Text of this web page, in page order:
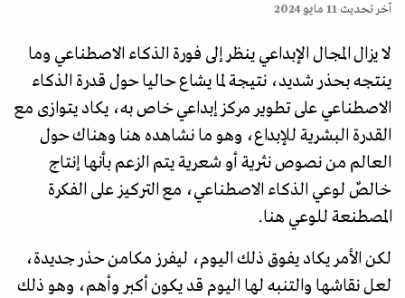
آخر تحديث 11 مايو 2024
لا يزال المجال الإبداعي ينظر إلى فورة الذكاء الاصطناعي وما
ينتجه بحذر شديد، نتيجة لما يشاع حاليا حول قدرة الذكاء
الاصطناعي على تطوير مركز إبداعي خاص به، يكاد يتوازى مع
القدرة البشرية للإبداع، وهو ما نشاهده هنا وهناك حول
العالم من نصوص نثرية أو شعرية يتم الزعم بأنها إنتاج
خالصٌ لوعي الذكاء الاصطناعي، مع التركيز على الفكرة
المصطنعة للوعي هنا.
لكن الأمر يكاد يفوق ذلك اليوم، ليفرز مكامن حذر جديدة،
لعل نقاشها والتنبه لها اليوم قد يكون أكبر وأهم، وهو ذلك